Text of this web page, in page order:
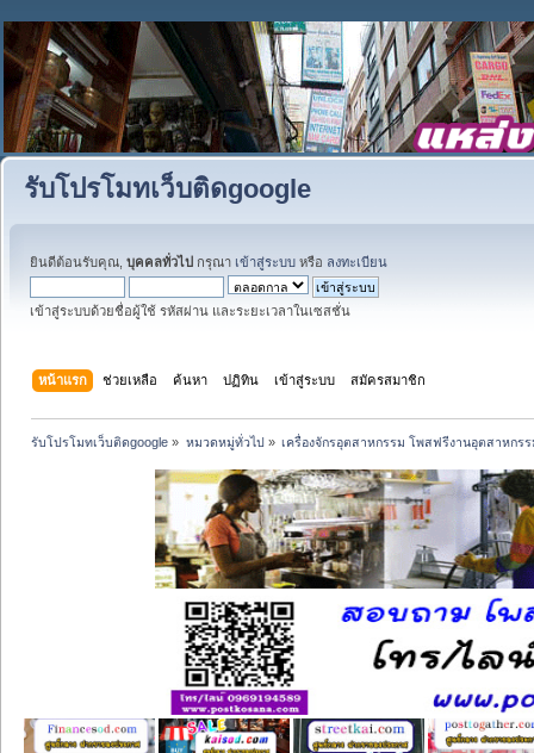
รับโปรโมทเว็บติดgoogle
ยินดีต้อนรับคุณ, บุคคลทั่วไป กรุณา เข้าสู่ระบบ หรือ ลงทะเบียน
เข้าสู่ระบบด้วยชื่อผู้ใช้ รหัสผ่าน และระยะเวลาในเซสชั่น
หน้าแรก ช่วยเหลือ ค้นหา ปฏิทิน เข้าสู่ระบบ สมัครสมาชิก
รับโปรโมทเว็บติดgoogle » หมวดหมู่ทั่วไป» เครื่องจักรอุตสาหกรรม โพสฟรีงานอุตสาหกร